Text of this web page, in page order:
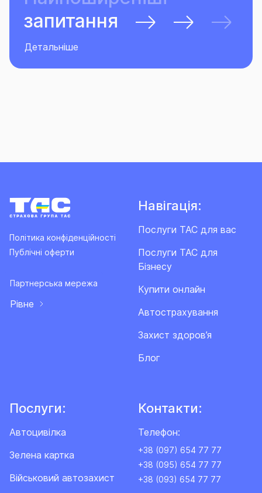
запитання
Детальніше
Політика конфіденційності
Публічні оферти
Партнерська мережа
Рівне
Навігація:
Послуги ТАС для вас
Послуги ТАС для
Бізнесу
Купити онлайн
Автострахування
Захист здоров’я
Блог
Послуги:
Автоцивілка
Зелена картка
Військовий автозахист
Контакти:
Телефон:
+38 (097) 654 77 77
+38 (095) 654 77 77
+38 (093) 654 77 77